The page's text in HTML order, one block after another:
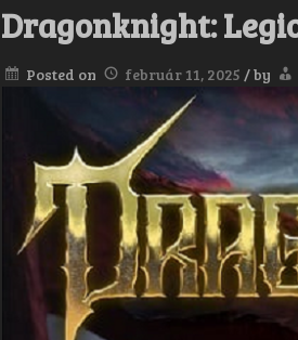
Dragonknight:
Posted on február 11, 2025 /by